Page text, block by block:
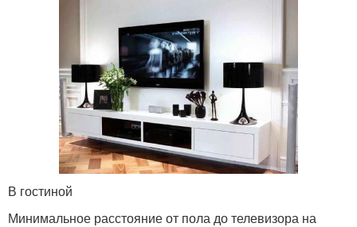
В гостиной
Минимальное расстояние от пола до телевизора на